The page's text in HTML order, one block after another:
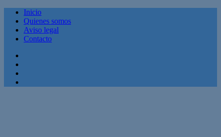
Inicio
Quienes somos
Aviso legal
Contacto